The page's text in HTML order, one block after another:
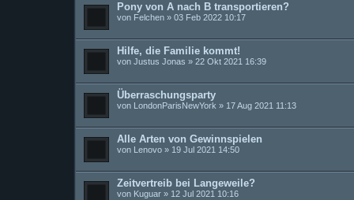
Pony von A nach B transportieren?
von Felchen » 03 Feb 2022 10:17
Hilfe, die Familie kommt!
von Justus Jonas » 22 Okt 2021 16:39
Überraschungsparty
von LondonParisNewYork » 17 Aug 2021 11:13
Alle Arten von Gewinnspielen
von Lenovo » 19 Jul 2021 14:50
Zeitvertreib bei Langeweile?
von Kuguar » 12 Jul 2021 10:16